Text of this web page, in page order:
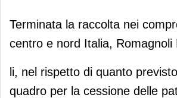
Romagnoli sostiene i
Terminata la raccolta nei
centro e nord Italia, Romagnoli
li, nel rispetto di quanto
quadro per la cessione delle